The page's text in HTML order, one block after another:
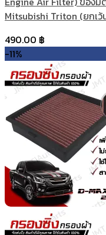
Mitsubishi Triton (ยกเ
490.00 ฿
-11%